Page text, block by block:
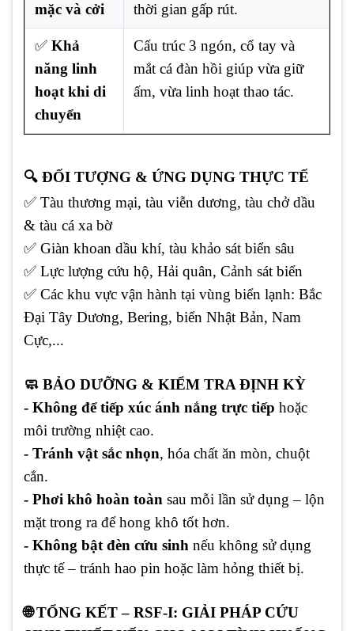
mặc và cởi
thời gian gấp rút.
✅ Khả
năng linh
hoạt khi di
chuyển
Cấu trúc 3 ngón, cổ tay và
mắt cá đàn hồi giúp vừa giữ
ấm, vừa linh hoạt thao tác.
🔍 ĐỐI TƯỢNG & ỨNG DỤNG THỰC TẾ
✅ Tàu thương mại, tàu viễn dương, tàu chở dầu
& tàu cá xa bờ
✅ Giàn khoan dầu khí, tàu khảo sát biển sâu
✅ Lực lượng cứu hộ, Hải quân, Cảnh sát biển
✅ Các khu vực vận hành tại vùng biển lạnh: Bắc
Đại Tây Dương, Bering, biển Nhật Bản, Nam
Cực,...
🧼 BẢO DƯỠNG & KIỂM TRA ĐỊNH KỲ
- Không để tiếp xúc ánh nắng trực tiếp hoặc
môi trường nhiệt cao.
- Tránh vật sắc nhọn, hóa chất ăn mòn, chuột
cắn.
- Phơi khô hoàn toàn sau mỗi lần sử dụng – lộn
mặt trong ra để hong khô tốt hơn.
- Không bật đèn cứu sinh nếu không sử dụng
thực tế – tránh hao pin hoặc làm hỏng thiết bị.
🌐 TỔNG KẾT – RSF-I: GIẢI PHÁP CỨU